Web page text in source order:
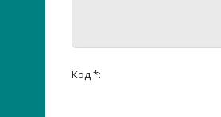
Код *: